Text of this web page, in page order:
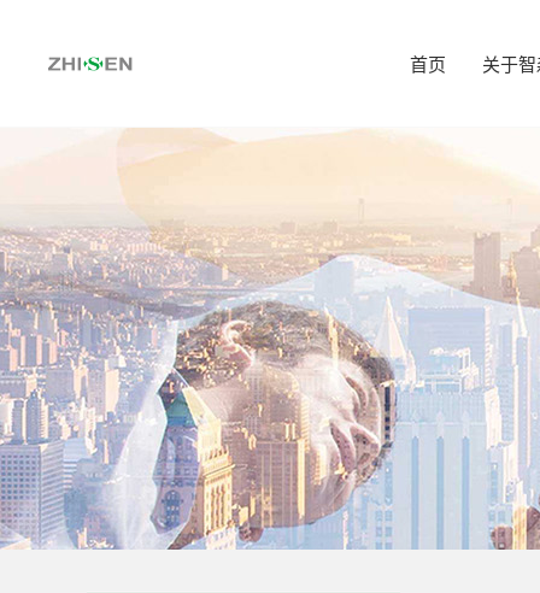
首页 关于